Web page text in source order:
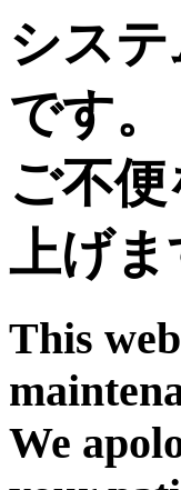
シス
です。
ご不
上げま
This
We